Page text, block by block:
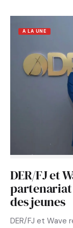
A LA UNE
DER/FJ et
partenariat
des jeunes
DER/FJ et Wave